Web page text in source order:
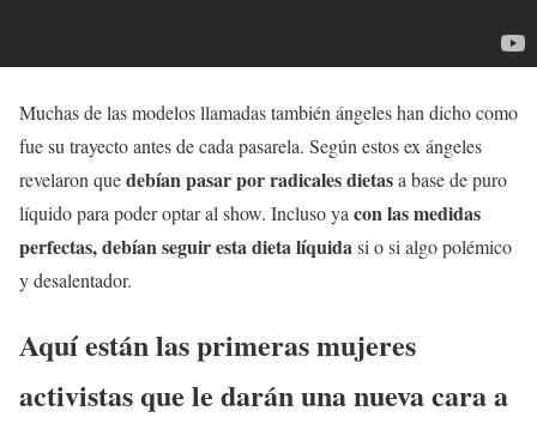
Muchas de las modelos llamadas también ángeles han dicho como
fue su trayecto antes de cada pasarela. Según estos ex ángeles
revelaron quedebían pasar por radicales dietasa base de puro
líquido para poder optar al show. Incluso ya con las medidas
perfectas, debían seguir esta dieta líquida si o si algo polémico
y desalentador.
Aquí están las primeras mujeres
activistas que le darán una nueva cara a